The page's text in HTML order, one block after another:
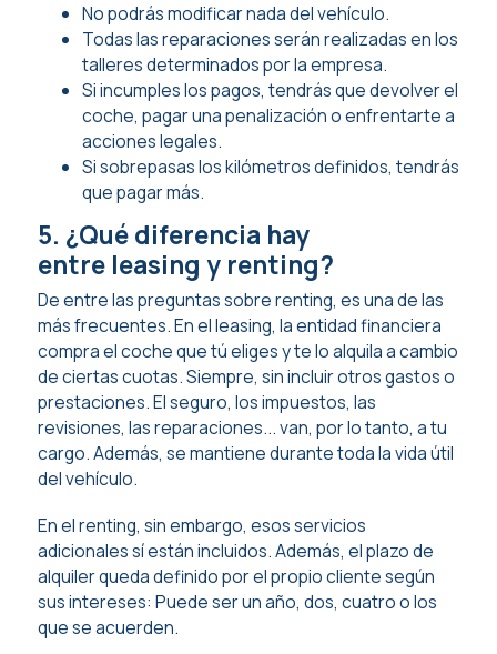
No podrás modificar nada del vehículo.
Todas las reparaciones serán realizadas en los
talleres determinados por la empresa.
Si incumples los pagos, tendrás que devolver el
coche, pagar una penalización o enfrentarte a
acciones legales.
Si sobrepasas los kilómetros definidos, tendrás
que pagar más.
5. ¿Qué diferencia hay
entre leasing y renting?
De entre las preguntas sobre renting, es una de las
más frecuentes. En el leasing, la entidad financiera
compra el coche que tú eliges y te lo alquila a cambio
de ciertas cuotas. Siempre, sin incluir otros gastos o
prestaciones. El seguro, los impuestos, las
revisiones, las reparaciones... van, por lo tanto, a tu
cargo. Además, se mantiene durante toda la vida útil
del vehículo.
En el renting, sin embargo, esos servicios
adicionales sí están incluidos. Además, el plazo de
alquiler queda definido por el propio cliente según
sus intereses: Puede ser un año, dos, cuatro o los
que se acuerden.